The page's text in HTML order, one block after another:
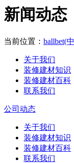
新闻动态
当前位置： ballbet(
关于我们
装修建材知识
装修建材百科
联系我们
公司动态
关于我们
装修建材知识
装修建材百科
联系我们